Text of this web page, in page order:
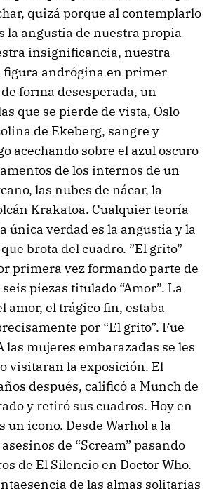
quizá porque al contemplarlo
la angustia de nuestra propia
insignificancia, nuestra
figura andrógina en primer
forma desesperada, un
que se pierde de vista, Oslo
de Ekeberg, sangre y
acechando sobre el azul oscuro
de los internos de un
las nubes de nácar, la
Krakatoa. Cualquier teoría
única verdad es la angustia y la
brota del cuadro. ”El grito”
primera vez formando parte de
piezas titulado “Amor”. La
amor, el trágico fin, estaba
por “El grito”. Fue
las mujeres embarazadas se les
visitaran la exposición. El
después, calificó a Munch de
y retiró sus cuadros. Hoy en
un icono. Desde Warhol a la
de “Scream” pasando
de El Silencio en Doctor Who.
de las almas solitarias